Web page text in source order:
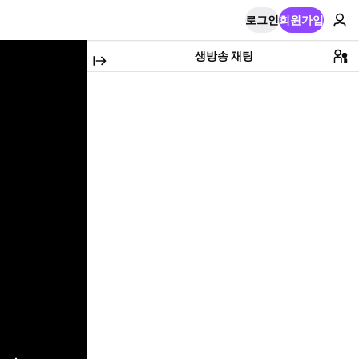
로그인회원가입
생방송 채팅